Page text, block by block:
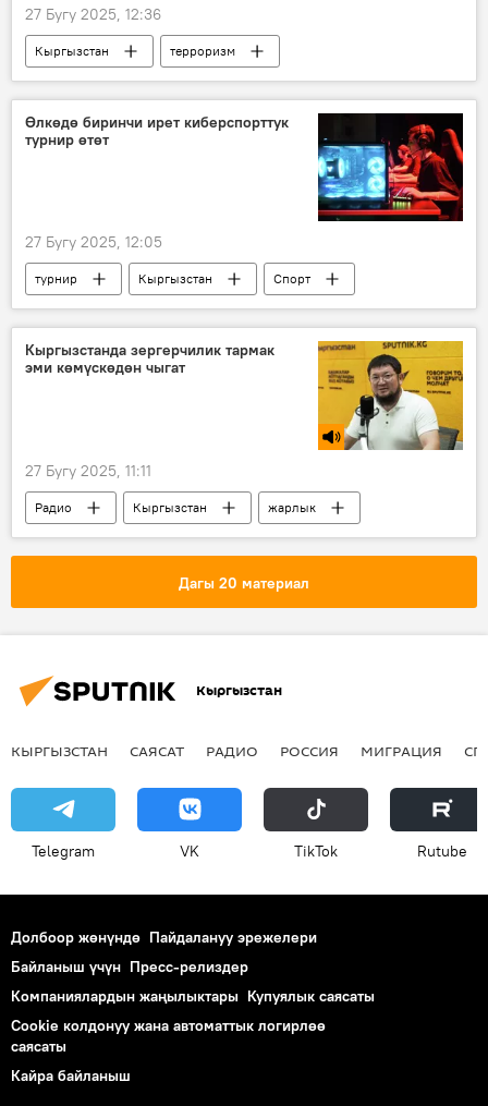
27 Бугу 2025, 12:36
Кыргызстан
терроризм
алдамчылык
күрөш Видео
Өлкөдө биринчи ирет киберспорттук
турнир өтөт
27 Бугу 2025, 12:05
турнир Кыргызстан
Спорт
киберспорт
Кыргызстанда зергерчилик тармак
эми көмүскөдөн чыгат
27 Бугу 2025, 11:11
Радио Кыргызстан
жарлык
алтын
зергерчилик
Дагы 20 материал
Кыргызстан
КЫРГЫЗСТАН САЯСАТ РАДИО РОССИЯ МИГРАЦИЯ
Telegram VK ТikТоk Rutube
Долбоор жөнүндө Пайдалануу эрежелери
Байланыш үчүн Пресс-релиздер
Компаниялардын жаңылыктары Купуялык саясаты
Cookie колдонуу жана автоматтык логирлөө
саясаты
Кайра байланыш